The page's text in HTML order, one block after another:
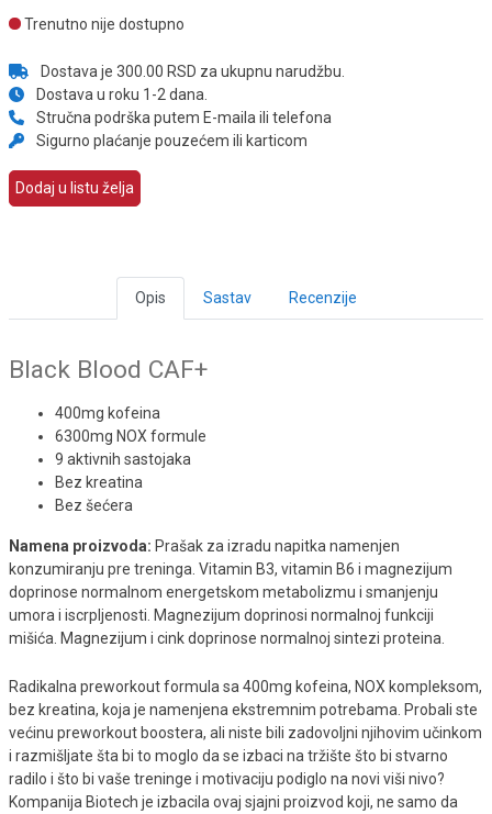
Trenutno nije dostupno
Dostava je 300.00 RSD za ukupnu narudžbu.
Dostava u roku 1-2 dana.
Stručna podrška putem E-maila ili telefona
Sigurno plaćanje pouzećem ili karticom
Dodaj u listu želja
Opis Sastav Recenzije
Black Blood CAF+
400mg kofeina
6300mg NOX formule
9 aktivnih sastojaka
Bez kreatina
Bez šećera
Namena proizvoda: Prašak za izradu napitka namenjen
konzumiranju pre treninga. Vitamin B3, vitamin B6 i magnezijum
doprinose normalnom energetskom metabolizmu i smanjenju
umora i iscrpljenosti. Magnezijum doprinosi normalnoj funkciji
mišića. Magnezijum i cink doprinose normalnoj sintezi proteina.
Radikalna preworkout formula sa 400mg kofeina, NOX kompleksom,
bez kreatina, koja je namenjena ekstremnim potrebama. Probali ste
većinu preworkout boostera, ali niste bili zadovoljni njihovim učinkom
i razmišljate šta bi to moglo da se izbaci na tržište što bi stvarno
radilo i što bi vaše treninge i motivaciju podiglo na novi viši nivo?
Kompanija Biotech je izbacila ovaj sjajni proizvod koji, ne samo da